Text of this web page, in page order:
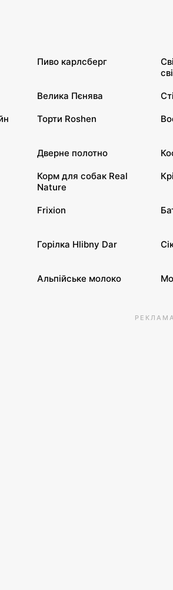
Пиво карлсберг
Велика Пєнява
Торти Roshen
Дверне полотно
Корм для собак Real
Nature
Frixion
Горілка Hlibny Dar
Альпійське молоко
РЕКЛАМА